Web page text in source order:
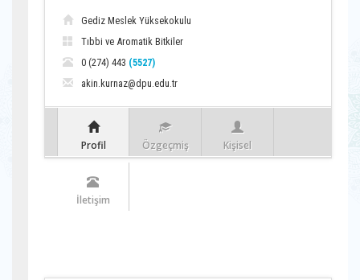
Gediz Meslek Yüksekokulu
Tıbbi ve Aromatik Bitkiler
0 (274) 443 (5527)
akin.kurnaz@dpu.edu.tr
Profil Özgeçmiş Kişisel
İletişim